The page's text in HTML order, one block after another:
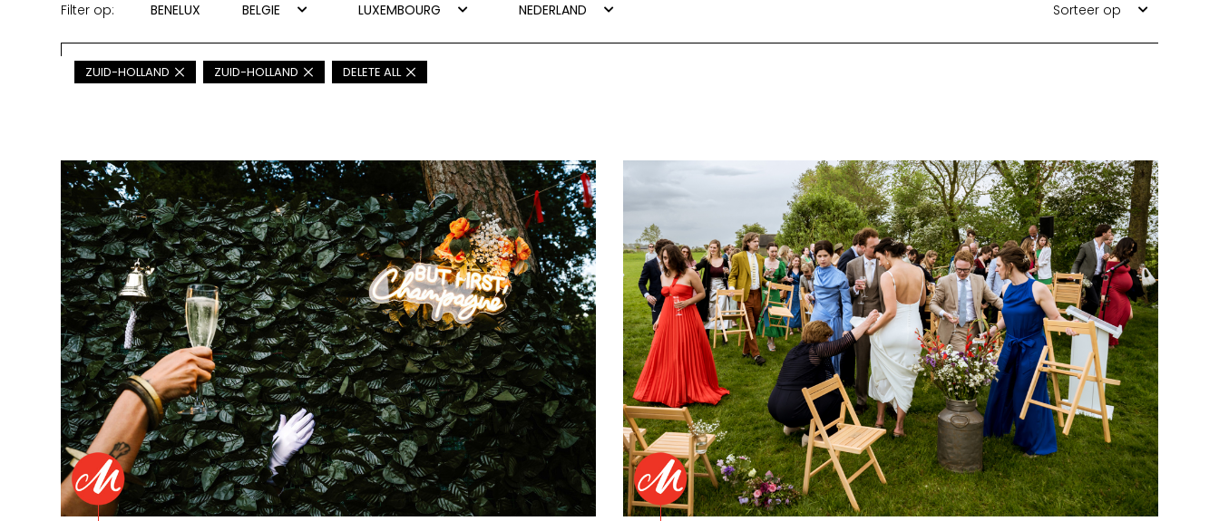
Filter op: BENELUX BELGIE LUXEMBOURG NEDERLAND Sorteer op
ZUID-HOLLAND ZUID-HOLLAND DELETE ALL